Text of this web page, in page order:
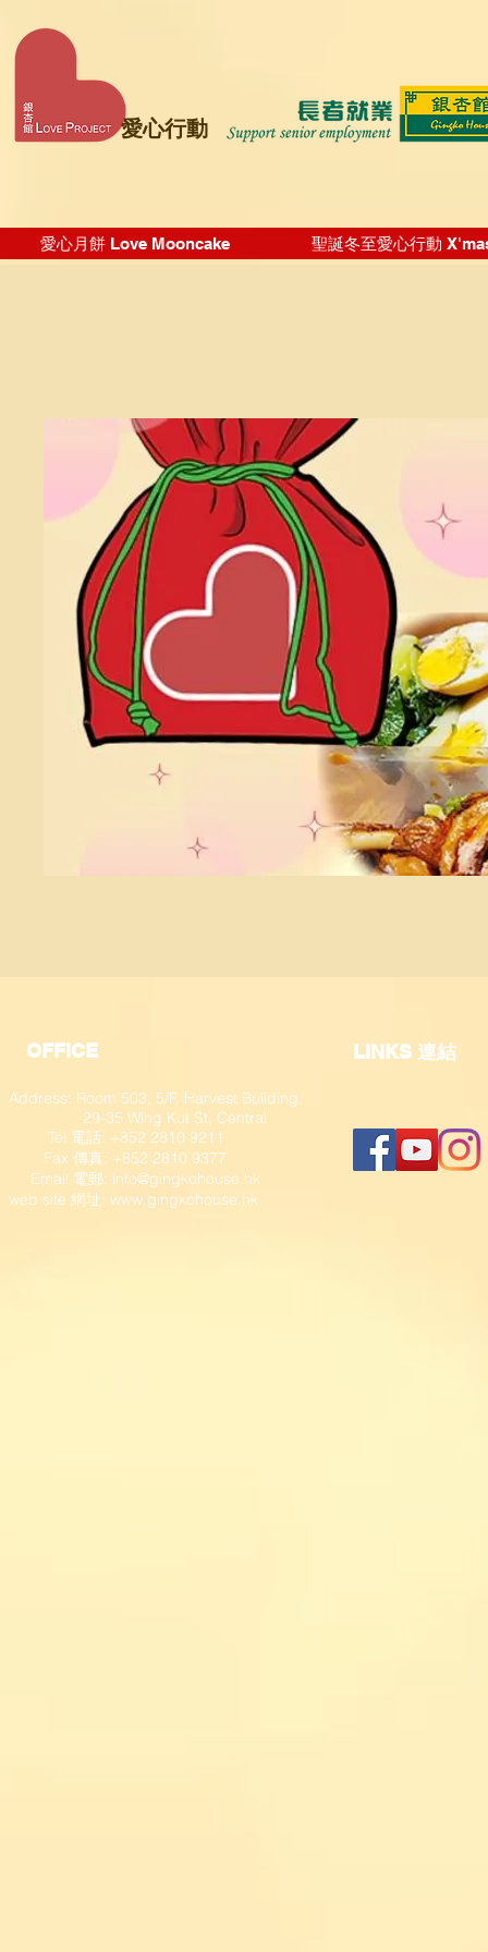
愛心行動
愛心月餅 Love Mooncake 聖誕冬至愛心行動
OFFICE
Address: Room 503, 5/F, Harvest Building,
29-35 Wing Kut St, Central
Tel 電話: +852 2810 9211
Fax 傳真: +852 2810 9377
​ Email 電郵: info@gingkohouse.hk
web site 網址: www.gingkohouse.hk
​LINKS 連結